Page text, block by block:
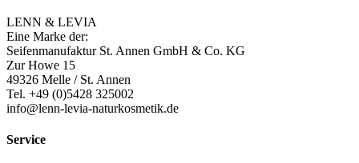
LENN & LEVIA
Eine Marke der:
Seifenmanufaktur St. Annen GmbH & Co. KG
Zur Howe 15
49326 Melle / St. Annen
Tel. +49 (0)5428 325002
info@lenn-levia-naturkosmetik.de
Service